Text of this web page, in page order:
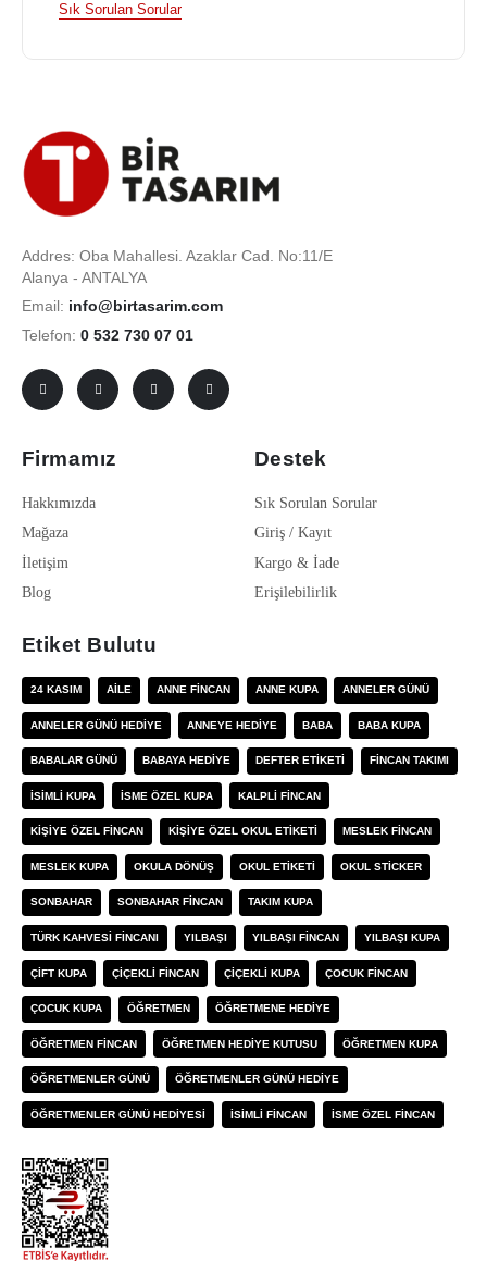
Sık Sorulan Sorular
Addres: Oba Mahallesi. Azaklar Cad. No:11/E
Alanya - ANTALYA
Email: info@birtasarim.com
Telefon: 0 532 730 07 01
Firmamız
Hakkımızda
Mağaza
İletişim
Blog
Destek
Sık Sorulan Sorular
Giriş / Kayıt
Kargo & İade
Erişilebilirlik
Etiket Bulutu
24 KASIM AILE ANNE FINCAN ANNE KUPA ANNELER GÜNÜ
ANNELER GÜNÜ HEDIYE ANNEYE HEDIYE BABA BABA KUPA
BABALAR GÜNÜ BABAYA HEDIYE DEFTER ETIKETI FINCAN TAKIMI
ISIMLI KUPA ISME ÖZEL KUPA KALPLI FINCAN
KIŞIYE ÖZEL FINCAN KIŞIYE ÖZEL OKUL ETIKETI MESLEK FINCAN
MESLEK KUPA OKULA DÖNÜŞ OKUL ETIKETI OKUL STICKER
SONBAHAR SONBAHAR FINCAN TAKIM KUPA
TÜRK KAHVESI FINCANI YILBAŞI YILBAŞI FINCAN YILBAŞI KUPA
ÇIFT KUPA ÇIÇEKLI FINCAN ÇIÇEKLI KUPA ÇOCUK FINCAN
ÇOCUK KUPA ÖĞRETMEN ÖĞRETMENE HEDIYE
ÖĞRETMEN FINCAN ÖĞRETMEN HEDIYE KUTUSU ÖĞRETMEN KUPA
ÖĞRETMENLER GÜNÜ ÖĞRETMENLER GÜNÜ HEDIYE
ÖĞRETMENLER GÜNÜ HEDIYESI İSIMLI FINCAN İSME ÖZEL FINCAN